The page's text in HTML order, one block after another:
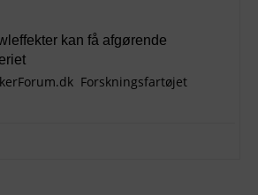
kan få afgørende
Forskningsfartøjet